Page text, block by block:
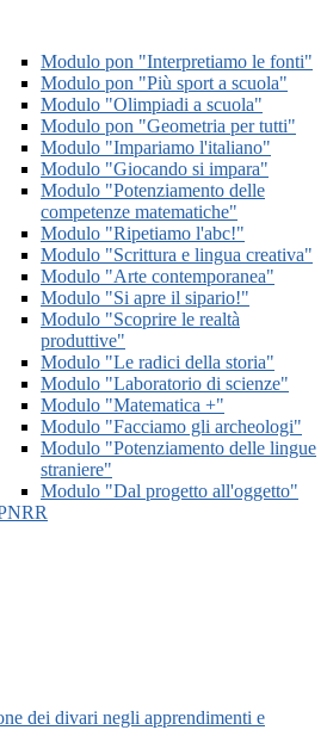
Modulo pon "Interpretiamo le fonti"
Modulo pon "Più sport a scuola"
Modulo "Olimpiadi a scuola"
Modulo pon "Geometria per tutti"
Modulo "Impariamo l'italiano"
Modulo "Giocando si impara"
Modulo "Potenziamento delle
competenze matematiche"
Modulo "Ripetiamo l'abc!"
Modulo "Scrittura e lingua creativa"
Modulo "Arte contemporanea"
Modulo "Si apre il sipario!"
Modulo "Scoprire le realtà
produttive"
Modulo "Le radici della storia"
Modulo "Laboratorio di scienze"
Modulo "Matematica +"
Modulo "Facciamo gli archeologi"
Modulo "Potenziamento delle lingue
straniere"
Modulo "Dal progetto all'oggetto"
dei divari negli apprendimenti e